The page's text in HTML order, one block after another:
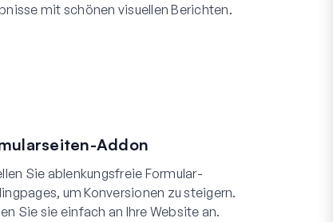
mit schönen visuellen Berichten.
Addon
Sie ablenkungsfreie Formular-
um Konversionen zu steigern.
Sie sie einfach an Ihre Website an.